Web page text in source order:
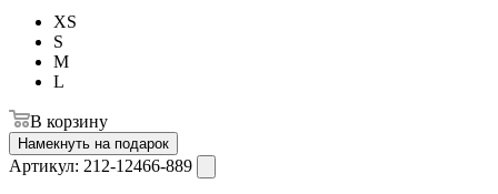
XS
S
M
L
В корзину
Намекнуть на подарок
Артикул: 212-12466-889